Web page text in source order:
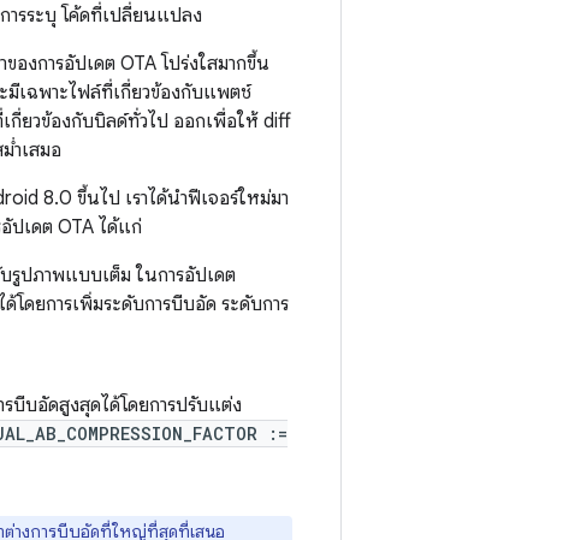
รระบุ โค้ดที่เปลี่ยนแปลง
งการอัปเดต OTA โปร่งใสมากขึ้น
มีเฉพาะไฟล์ที่เกี่ยวข้องกับแพตช์
กี่ยวข้องกับบิลด์ทั่วไป ออกเพื่อให้ diff
ำเสมอ
8.0 ขึ้นไป เราได้นำฟีเจอร์ใหม่มา
ปเดต OTA ได้แก่
ปภาพแบบเต็ม ในการอัปเดต
โดยการเพิ่มระดับการบีบอัด ระดับการ
บีบอัดสูงสุดได้โดยการปรับแต่ง
:=
ต่างการบีบอัดที่ใหญ่ที่สุดที่เสนอ